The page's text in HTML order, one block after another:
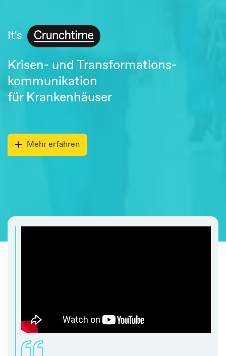
It's
Krisen- und Transformations-
kommunikation
für Krankenhäuser
Mehr erfahren